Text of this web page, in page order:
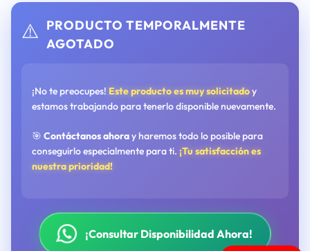
⚠️ PRODUCTO TEMPORALMENTE
AGOTADO
¡No te preocupes! Este producto es muy solicitadoy
estamos trabajando para tenerlo disponible nuevamente.
🎯 Contáctanos ahoray haremos todo lo posible para
conseguirlo especialmente para ti. ¡Tu satisfacción es
nuestra prioridad!
¡Consultar Disponibilidad Ahora!